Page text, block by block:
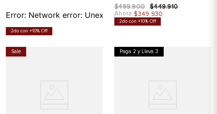
Error: Network error: Unexpected token T in JSON at
2do con +10% Off
$499.900 $449.910
Ahora $349.930
2do con +10% Off
Sale Paga 2 y Lleva 3